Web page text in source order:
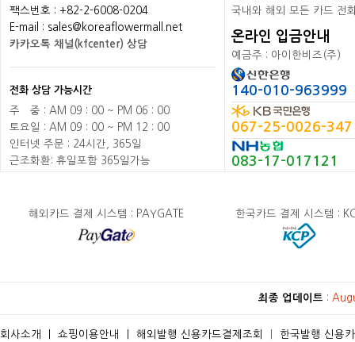
팩스번호 : +82-2-6008-0204
E-mail : sales@koreaflowermall.net
카카오톡 채널(kfcenter) 상담
전화 상담 가능시간
주
중 : AM 09 : 00 ~ PM 06 : 00
토요일 : AM 09 : 00 ~ PM 12 : 00
인터넷 주문 : 24시간, 365일
근조화환: 휴일포함 365일가능
국내와 해외 모든 카드 전
온라인 입금안내
예금주 : 아이한비즈(주)
140-010-963999
067-25-0026-347
083-17-017121
해외카드 결제 시스템 : PAYGATE 한국카드 결제 시스템 :
최종 업데이트 :
회사소개 쇼핑이용안내 해외발행 신용카드결제조회 한국발행 신용